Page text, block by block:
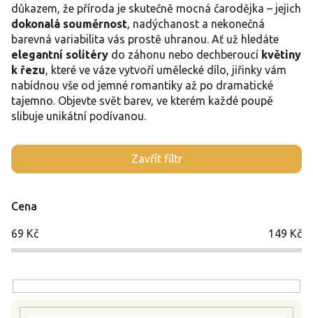
důkazem, že příroda je skutečně mocná čarodějka – jejich
dokonalá souměrnost , nadýchanost a nekonečná
barevná variabilita vás prostě uhranou. Ať už hledáte
elegantní solitéry do záhonu nebo dechberoucí květiny
k řezu , které ve váze vytvoří umělecké dílo, jiřinky vám
nabídnou vše od jemné romantiky až po dramatické
tajemno. Objevte svět barev, ve kterém každé poupě
slibuje unikátní podívanou.
Zavřít filtr
Cena
69 Kč 149 Kč
V
ý
s
p
u